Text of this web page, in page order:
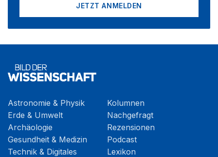
JETZT ANMELDEN
Astronomie & Physik
Erde & Umwelt
Archäologie
Gesundheit & Medizin
Technik & Digitales
Kolumnen
Nachgefragt
Rezensionen
Podcast
Lexikon